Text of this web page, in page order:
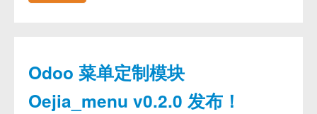
Odoo 菜单定制模块
Oejia_menu v0.2.0 发布！